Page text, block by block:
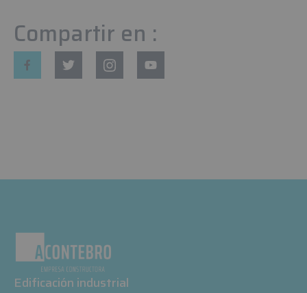
Compartir en :
Edificación industrial